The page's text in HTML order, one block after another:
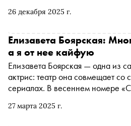
26 декабря 2025 г.
Абрамовича, как не растерять
обстоятельствам и почему
предстоит тяжелая, но
27 марта 2025 г.
Елизавета Боярская:
а я от нее кайфую
Елизавета Боярская — одна из
актрис: театр она совмещает со
сериалах. В весеннем номере «Сноба» Василий
остросюжетной драме «Опасная